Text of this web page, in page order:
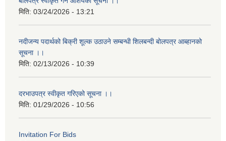
मिति: 03/24/2026 - 13:21
नदीजन्य पदार्थको बिक्री शूल्क उठाउने सम्बन्धी शिलबन्दी बोलपत्र आब्हानको
सूचना ।।
मिति: 02/13/2026 - 10:39
दरभाउपत्र स्वीकृत गरिएको सूचना ।।
मिति: 01/29/2026 - 10:56
Invitation For Bids